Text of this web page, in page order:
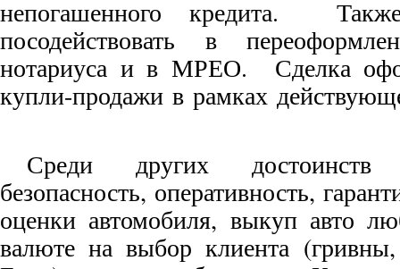
непогашенного кредита.
посодействовать в
нотариуса и в МРЕО. Сделка
купли-продажи в рамках
Среди других
безопасность, оперативность,
оценки автомобиля, выкуп авто
валюте на выбор клиента